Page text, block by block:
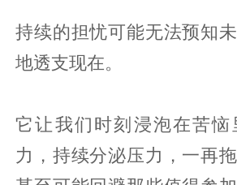
持续的担忧可能无法预知
地透支现在。
它让我们时刻浸泡在苦恼
力，持续分泌压力，一再